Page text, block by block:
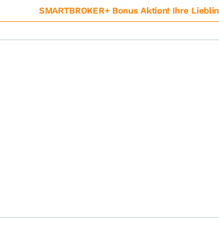
SMARTBROKER+ Bonus Aktion! Ihre